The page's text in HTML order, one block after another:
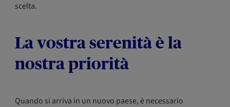
scelta.
La vostra serenità è la
nostra priorità
Quando si arriva in un nuovo paese, è necessario